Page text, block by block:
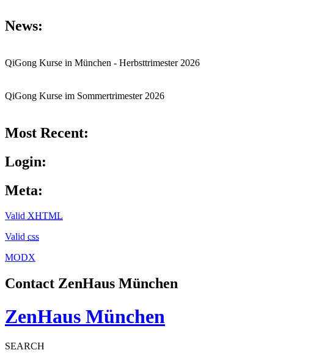
News:
QiGong Kurse in München - Herbsttrimester 2026
QiGong Kurse im Sommertrimester 2026
Most Recent:
Login:
Meta:
Valid XHTML
Valid css
MODX
Contact ZenHaus München
ZenHaus München
SEARCH